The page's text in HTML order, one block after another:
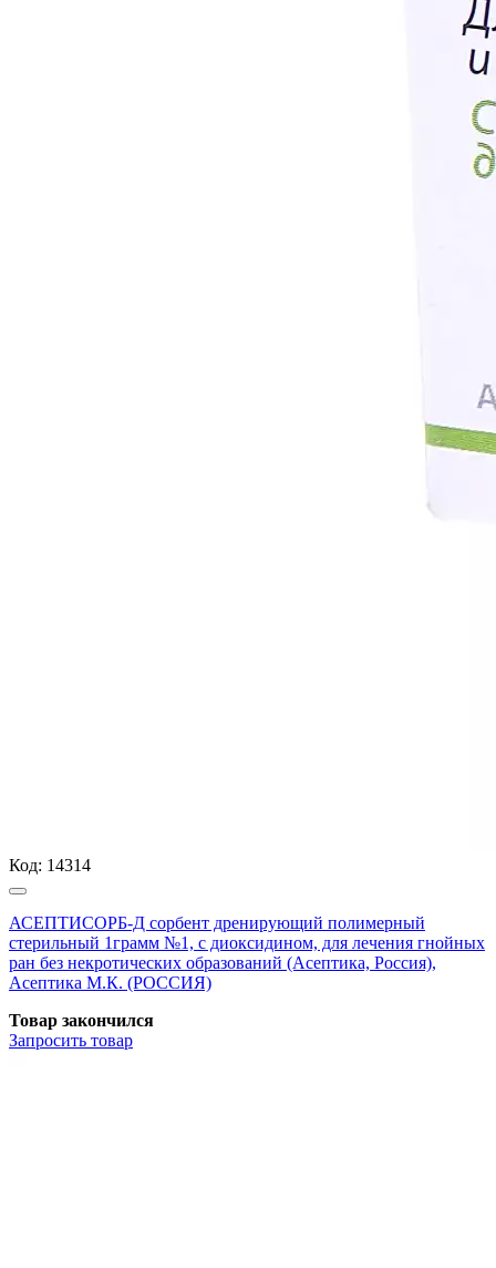
Код: 14314
АСЕПТИСОРБ-Д сорбент дренирующий полимерный
стерильный 1грамм №1, с диоксидином, для лечения гнойных
ран без некротических образований (Асептика, Россия),
Асептика М.К. (РОССИЯ)
Товар закончился
Запросить товар